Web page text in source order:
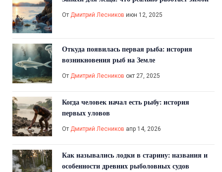
От Дмитрий Лесников июн 12, 2025
Откуда появилась первая рыба: история
возникновения рыб на Земле
От Дмитрий Лесников окт 27, 2025
Когда человек начал есть рыбу: история
первых уловов
От Дмитрий Лесников апр 14, 2026
Как назывались лодки в старину: названия и
особенности древних рыболовных судов